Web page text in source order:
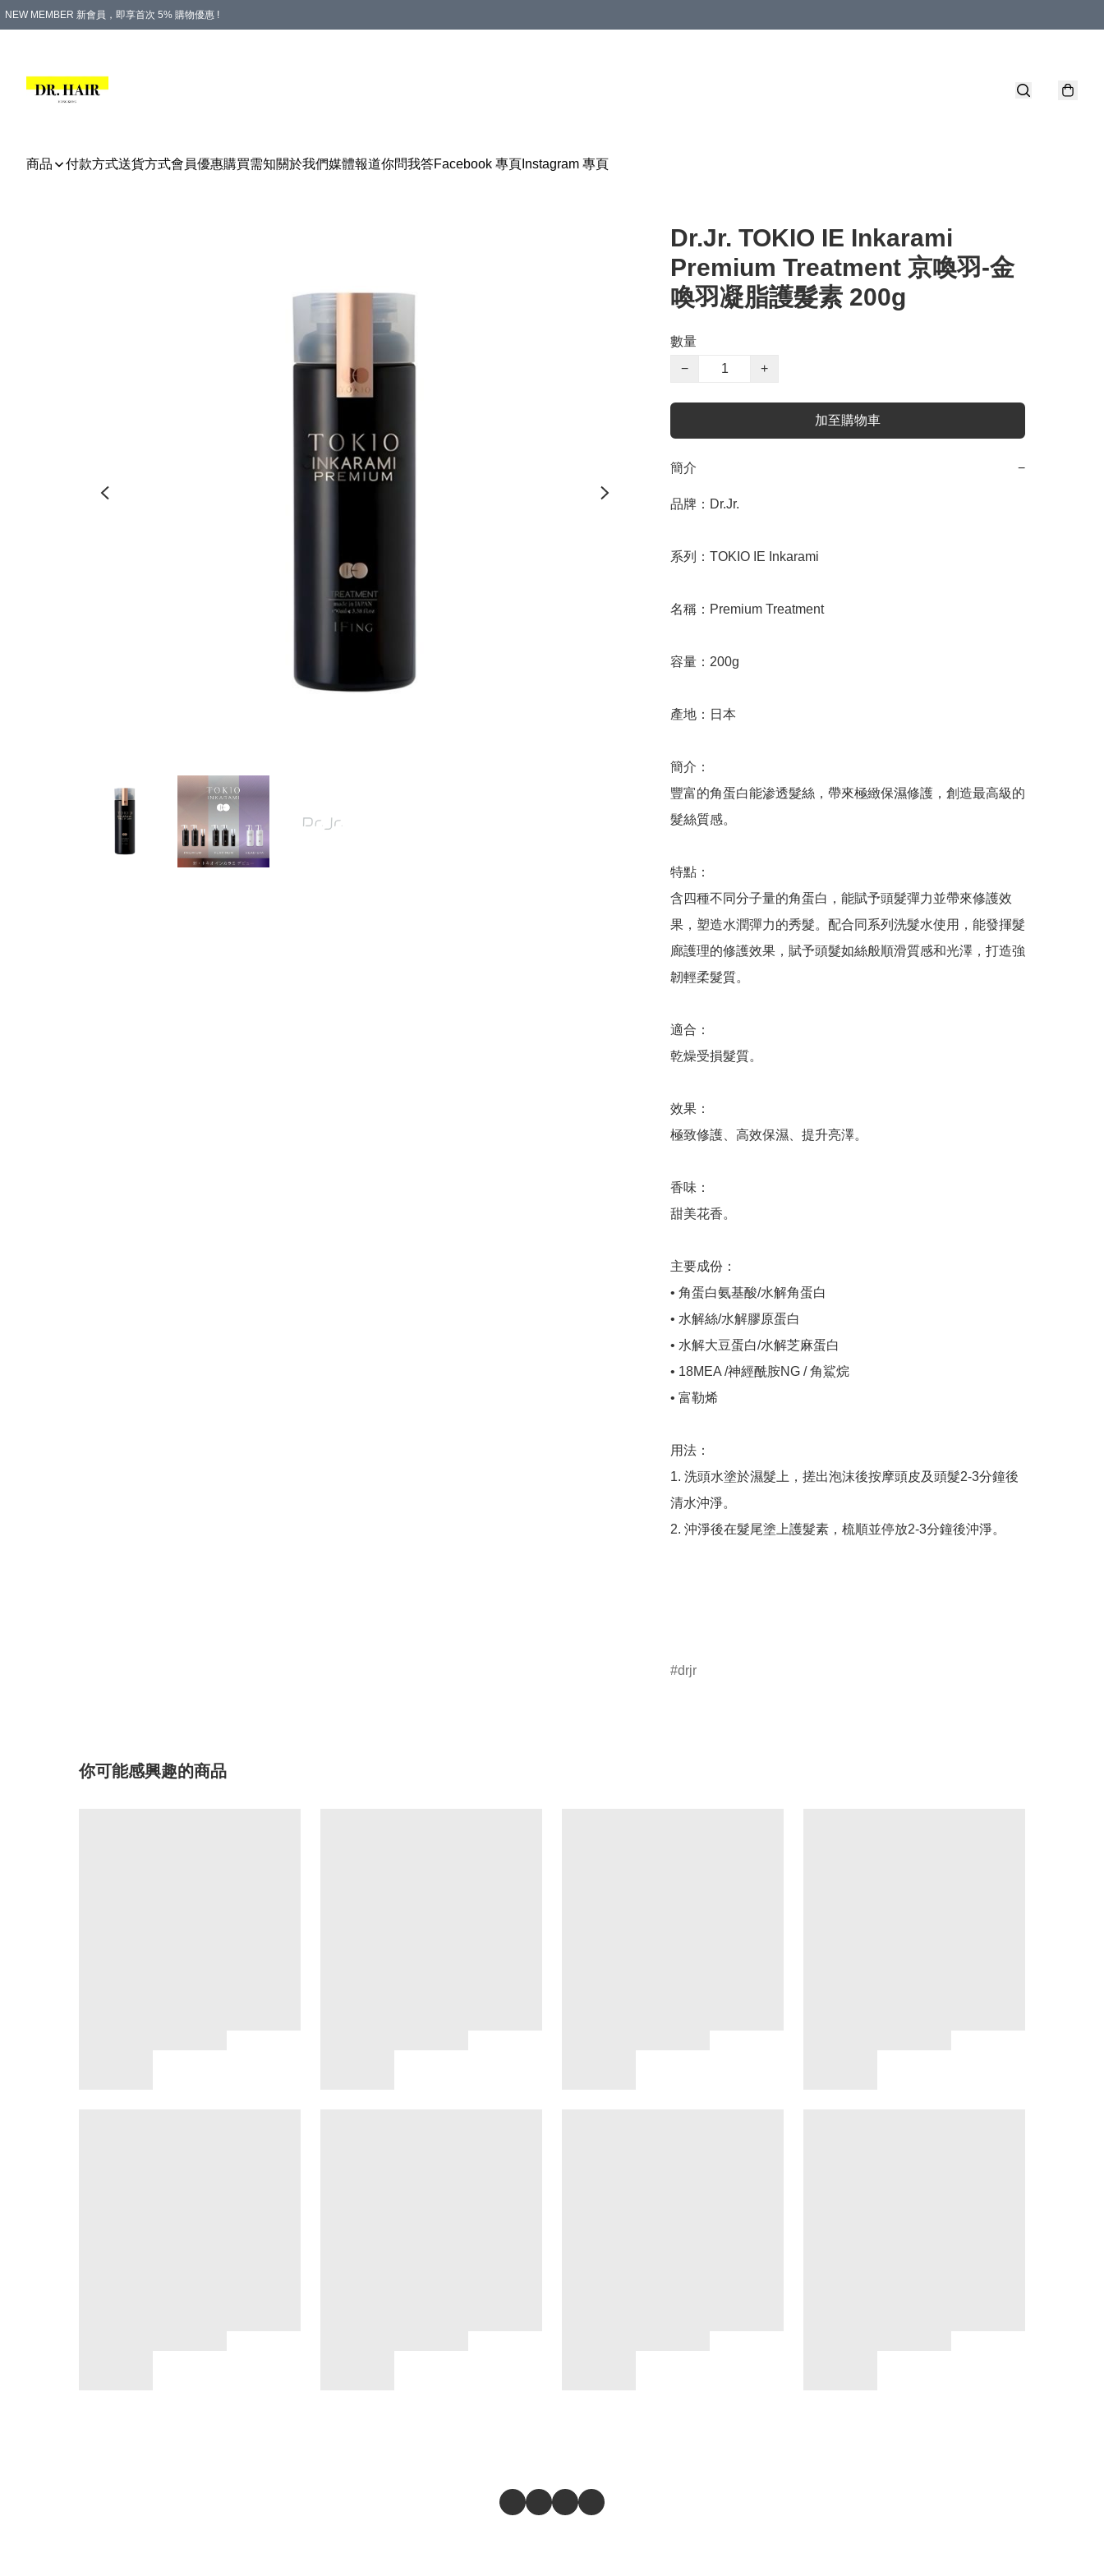
NEW MEMBER 新會員，即享首次 5% 購物優惠 !
商品 付款方式送貨方式會員優惠購買需知關於我們媒體報道你問我答Facebook 專頁 Instagram 專頁
Dr.Jr. TOKIO IE Inkarami
Premium Treatment 京喚羽-金
喚羽凝脂護髮素 200g
數量
−
+
加至購物車
簡介 −
品牌：Dr.Jr.
系列：TOKIO IE Inkarami
名稱：Premium Treatment
容量：200g
產地：日本
簡介：
豐富的角蛋白能渗透髮絲，帶來極緻保濕修護，創造最高級的
髮絲質感。
特點：
含四種不同分子量的角蛋白，能賦予頭髮彈力並帶來修護效
果，塑造水潤彈力的秀髮。配合同系列洗髮水使用，能發揮髮
廊護理的修護效果，賦予頭髮如絲般順滑質感和光澤，打造強
韌輕柔髮質。
適合：
乾燥受損髮質。
效果：
極致修護、高效保濕、提升亮澤。
香味：
甜美花香。
主要成份：
• 角蛋白氨基酸/水解角蛋白
• 水解絲/水解膠原蛋白
• 水解大豆蛋白/水解芝麻蛋白
• 18MEA /神經酰胺NG / 角鯊烷
• 富勒烯
用法：
1. 洗頭水塗於濕髮上，搓出泡沫後按摩頭皮及頭髮2-3分鐘後
清水沖淨。
2. 沖淨後在髮尾塗上護髮素，梳順並停放2-3分鐘後沖淨。
drjr
你可能感興趣的商品